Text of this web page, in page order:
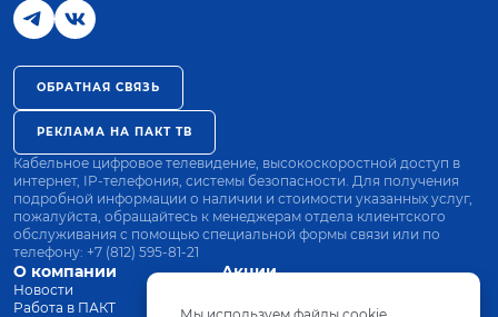
О компании
Новости
Работа в ПАКТ
Акции
Оплата
ОБРАТНАЯ СВЯЗЬ
РЕКЛАМА НА ПАКТ ТВ
Кабельное цифровое телевидение, высокоскоростной доступ в
интернет, IP-телефония, системы безопасности. Для получения
подробной информации о наличии и стоимости указанных услуг,
пожалуйста, обращайтесь к менеджерам отдела клиентского
обслуживания с помощью специальной формы связи или по
телефону: +7 (812) 595-81-21